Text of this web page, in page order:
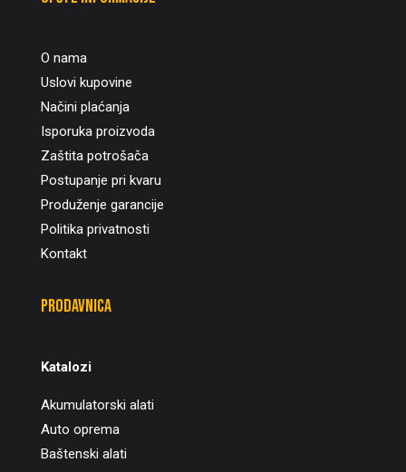
O nama
Uslovi kupovine
Načini plaćanja
Isporuka proizvoda
Zaštita potrošača
Postupanje pri kvaru
Produženje garancije
Politika privatnosti
Kontakt
Prodavnica
Katalozi
Akumulatorski alati
Auto oprema
Baštenski alati